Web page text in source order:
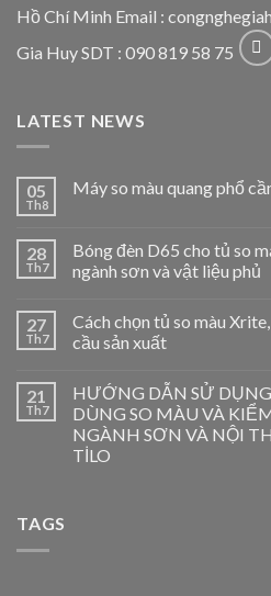
Hồ Chí Minh Email :
Gia Huy SDT : 090 819 58 75
LATEST NEWS
05
Th8
Máy so màu quang phổ
28
Th7
Bóng đèn D65 cho tủ so
ngành sơn và vật liệu phủ
27
Th7
Cách chọn tủ so màu
cầu sản xuất
21
Th7
HƯỚNG DẪN SỬ
DÙNG SO MÀU VÀ
NGÀNH SƠN VÀ NỘI
TİLO
TAGS